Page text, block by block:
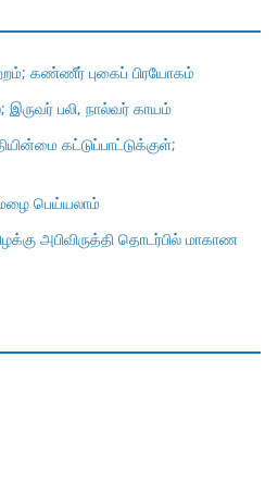
கண்ணீர் புகைப் பிரயோகம்
இருவர் பலி, நால்வர் காயம்
கட்டுப்பாட்டுக்குள்;
மழை பெய்யலாம்
அபிவிருத்தி தொடர்பில் மாகாண